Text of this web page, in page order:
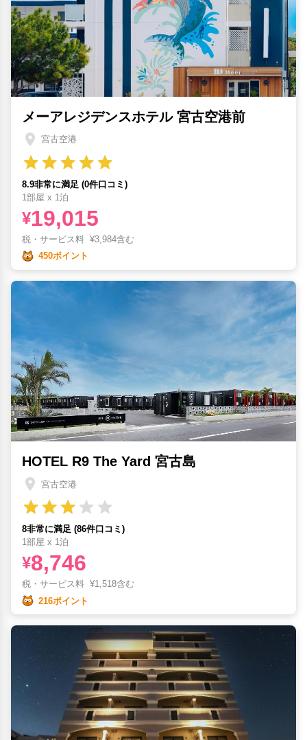
メーアレジデンスホテル 宮古空港前
宮古空港
8.9非常に満足 (0件口コミ)
1部屋 x 1泊
¥19,015
税・サービス料 ¥3,984含む
450ポイント
HOTEL R9 The Yard 宮古島
宮古空港
8非常に満足 (86件口コミ)
1部屋 x 1泊
¥8,746
税・サービス料 ¥1,518含む
216ポイント